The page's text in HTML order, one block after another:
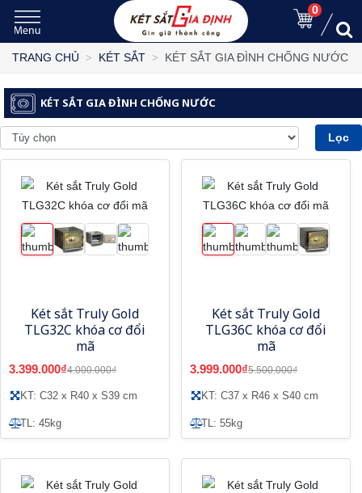
0
TRANG CHỦ KÉT SẮT KÉT SẮT GIA ĐÌNH CHỐNG NƯỚC
KÉT SẮT GIA ĐÌNH CHỐNG NƯỚC
Lọc
Két sắt Truly Gold
TLG32C khóa cơ đổi
mã
3.399.000₫4.000.000₫
KT: C32 x R40 x S39 cm
TL: 45kg
Két sắt Truly Gold
TLG36C khóa cơ đổi
mã
3.999.000₫5.500.000₫
KT: C37 x R46 x S40 cm
TL: 55kg